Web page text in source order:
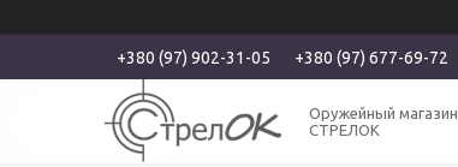
+380 (97) 902-31-05 +380 (97) 677-69-72
Оружейный магазин
СТРЕЛОК